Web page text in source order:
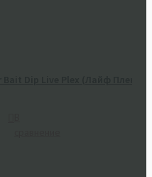
Dip Live Plex (Лайф Плекс)